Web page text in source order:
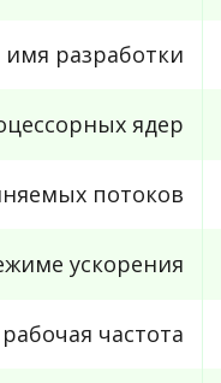
разработки
ядер
потоков
ускорения
частота